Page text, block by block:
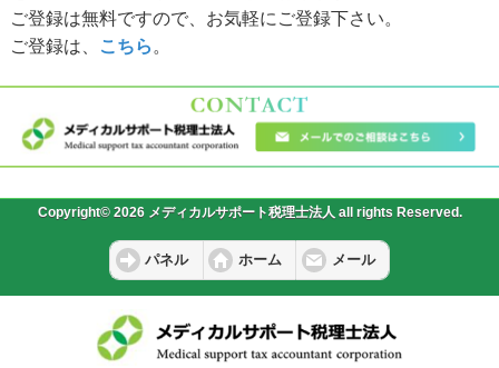
ご登録は無料ですので、お気軽にご登録下さい。
ご登録は、
こちら 。
Copyright© 2026 メディカルサポート税理士法人 all rights Reserved.
パネル ホーム メール